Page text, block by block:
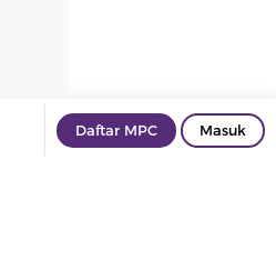
Daftar MPC Masuk